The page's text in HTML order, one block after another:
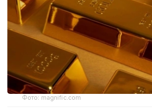
Фото: magnific.com